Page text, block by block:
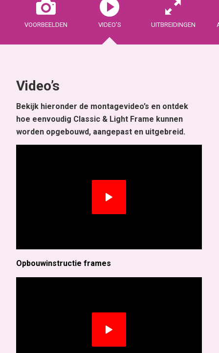
VOORBEELDEN VIDEO’S UITBREIDINGEN
Video’s
Bekijk hieronder de montagevideo’s en ontdek
hoe eenvoudig Classic & Light Frame kunnen
worden opgebouwd, aangepast en uitgebreid.
Opbouwinstructie frames